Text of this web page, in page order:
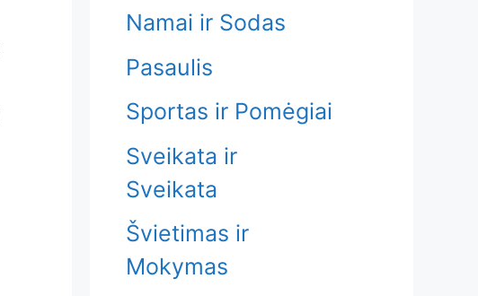
Namai ir Sodas
Pasaulis
Sportas ir Pomėgiai
Sveikata ir
Sveikata
Švietimas ir
Mokymas